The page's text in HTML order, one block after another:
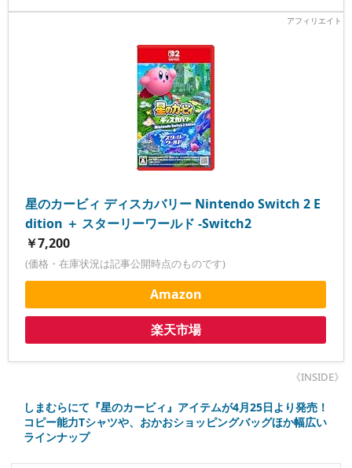
星のカービィ ディスカバリー Nintendo Switch 2 E
dition ＋ スターリーワールド -Switch2
￥7,200
(価格・在庫状況は記事公開時点のものです)
Amazon
楽天市場
《INSIDE》
しまむらにて『星のカービィ』アイテムが4月25日より発売！
コピー能力Tシャツや、おかおショッピングバッグほか幅広い
ラインナップ